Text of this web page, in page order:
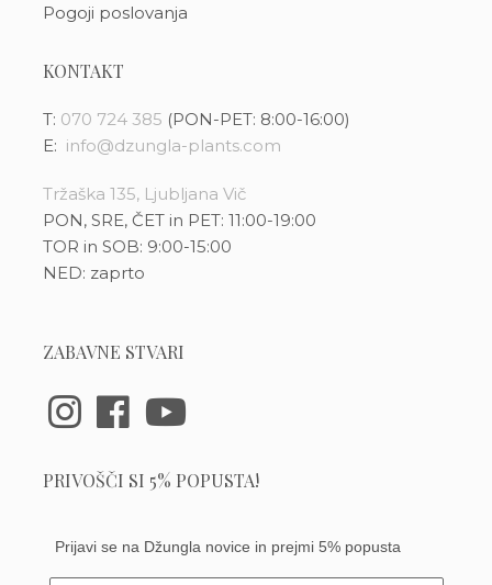
Pogoji poslovanja
KONTAKT
T: 070 724 385 (PON-PET: 8:00-16:00)
E: info@dzungla-plants.com
Tržaška 135, Ljubljana Vič
PON, SRE, ČET in PET: 11:00-19:00
TOR in SOB: 9:00-15:00
NED: zaprto
ZABAVNE STVARI
PRIVOŠČI SI 5% POPUSTA!
Prijavi se na Džungla novice in prejmi 5% popusta